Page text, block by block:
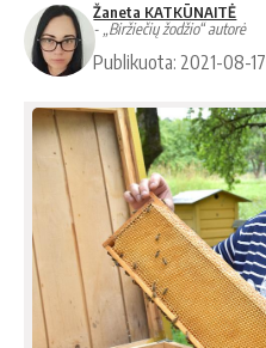
Žaneta KATKŪNAITĖ
- „Biržiečių žodžio“ autorė
Publikuota: 2021-08-17